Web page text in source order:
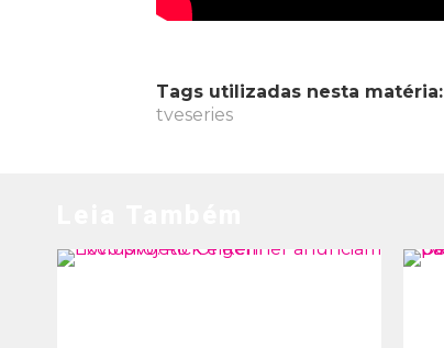
Tags utilizadas nesta matéria:
tveseries